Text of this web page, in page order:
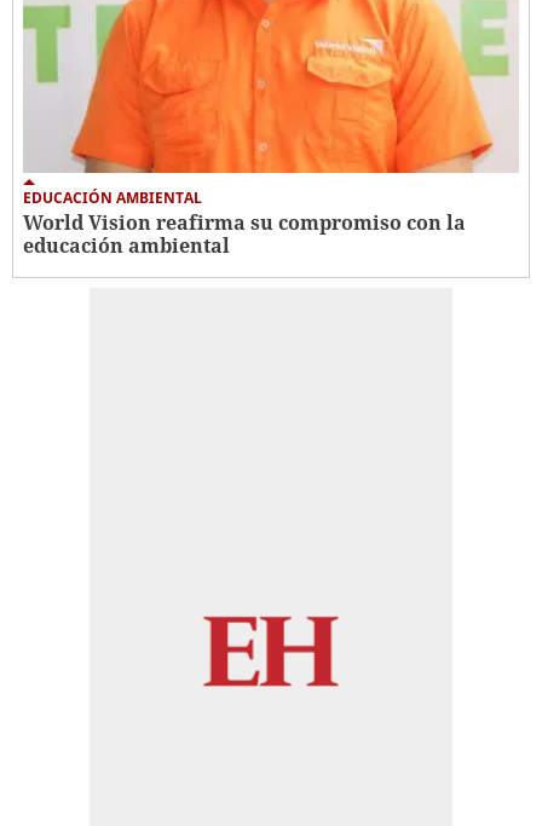
EDUCACIÓN AMBIENTAL
World Vision reafirma su compromiso con la
educación ambiental